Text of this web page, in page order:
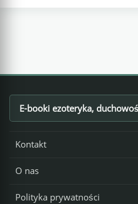
Footer
E-booki ezoteryka,
Kontakt
O nas
Polityka prywatności